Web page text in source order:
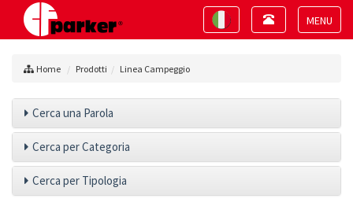
Toggle
Toggle
navigation
Toggle
navigation
Home Prodotti Linea Campeggio
Cerca una Parola
Cerca per Categoria
Cerca per Tipologia